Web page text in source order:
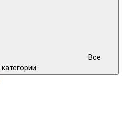
Все
категории